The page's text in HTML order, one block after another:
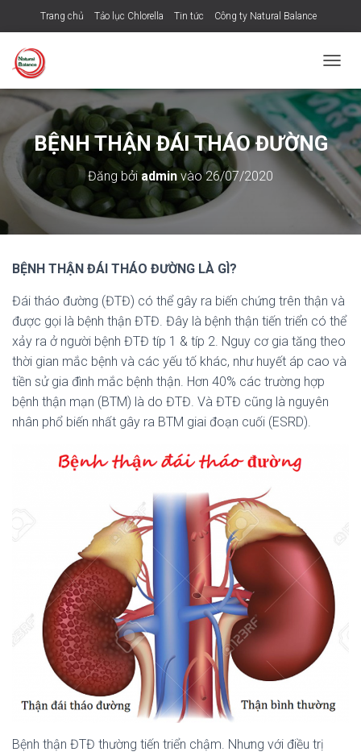
Trang chủ Tảo lục Chlorella Tin tức Công ty Natural Balance
H
U
Y
N
Đ
I
C
C
Í
N
BỆNH THẬN ĐÁI THÁO ĐƯỜNG
Đăng bởi admin vào26/07/2020
BỆNH THẬN ĐÁI THÁO ĐƯỜNG LÀ GÌ?
Đái tháo đường (ĐTĐ) có thể gây ra biến chứng trên thận và
được gọi là bệnh thận ĐTĐ. Đây là bệnh thận tiến triển có thể
xảy ra ở người bệnh ĐTĐ típ 1 & típ 2. Nguy cơ gia tăng theo
thời gian mắc bệnh và các yếu tố khác, như huyết áp cao và
tiền sử gia đình mắc bệnh thận. Hơn 40% các trường hợp
bệnh thận mạn (BTM) là do ĐTĐ. Và ĐTĐ cũng là nguyên
nhân phổ biến nhất gây ra BTM giai đoạn cuối (ESRD).
Bệnh thận ĐTĐ thường tiến triển chậm. Nhưng với điều trị